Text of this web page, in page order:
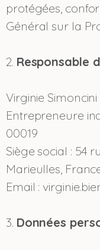
protégées,
Général sur la
2. Responsable
Virginie Simoncini
Entrepreneure
00019
Siège social : 54
Marieulles,
Email :
3. Données